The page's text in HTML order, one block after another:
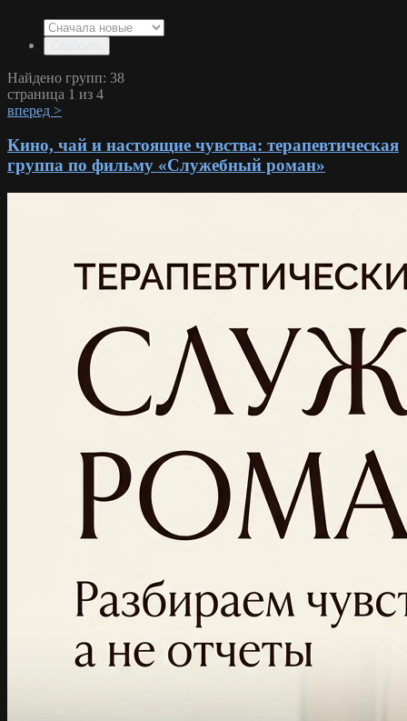
Найдено групп: 38
страница 1 из 4
вперед >
Кино, чай и настоящие чувства: терапевтическая
группа по фильму «Служебный роман»